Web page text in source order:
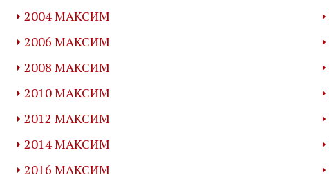
2004 МАКСИМ
2006 МАКСИМ
2008 МАКСИМ
2010 МАКСИМ
2012 МАКСИМ
2014 МАКСИМ
2016 МАКСИМ